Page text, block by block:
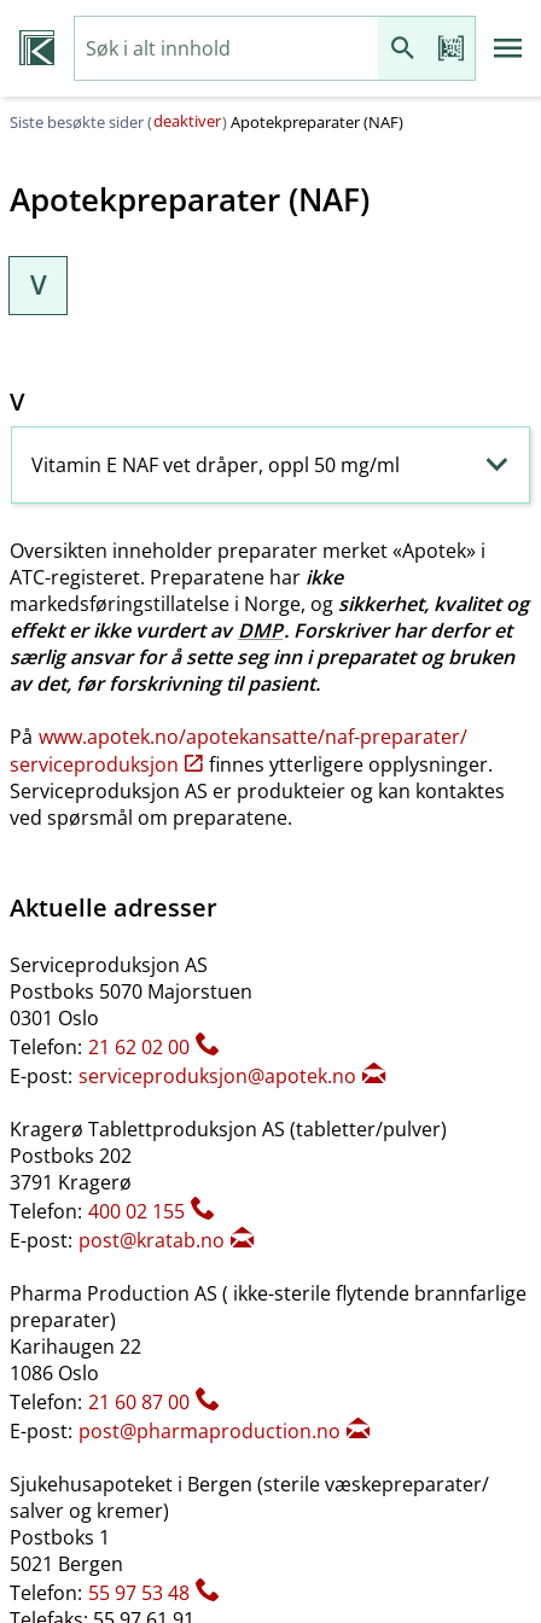
Siste besøkte sider (deaktiver)Apotekpreparater (NAF)
Apotekpreparater (NAF)
V
V
Vitamin E NAF vet dråper, oppl 50 mg/ml
Oversikten inneholder preparater merket «Apotek» i
ATC-registeret. Preparatene har ikke
markedsføringstillatelse i Norge, og sikkerhet, kvalitet og
effekt er ikke vurdert avDMP. Forskriver har derfor et
særlig ansvar for å sette seg inn i preparatet og bruken
av det, før forskrivning til pasient.
På www.apotek.no​/​apotekansatte​/​naf-preparater​/​
serviceproduksjon
finnes ytterligere opplysninger.
Serviceproduksjon AS er produkteier og kan kontaktes
ved spørsmål om preparatene.
Aktuelle adresser
Serviceproduksjon AS
Postboks 5070 Majorstuen
0301 Oslo
Telefon: 21 62 02 00
E-post: serviceproduksjon@apotek.no
Kragerø Tablettproduksjon AS (tabletter​/​pulver)
Postboks 202
3791 Kragerø
Telefon: 400 02 155
E-post: post@kratab.no
Pharma Production AS ( ikke-sterile flytende brannfarlige
preparater)
Karihaugen 22
1086 Oslo
Telefon: 21 60 87 00
E-post: post@pharmaproduction.no
Sjukehusapoteket i Bergen (sterile væskepreparater​/​
salver og kremer)
Postboks 1
5021 Bergen
Telefon: 55 97 53 48